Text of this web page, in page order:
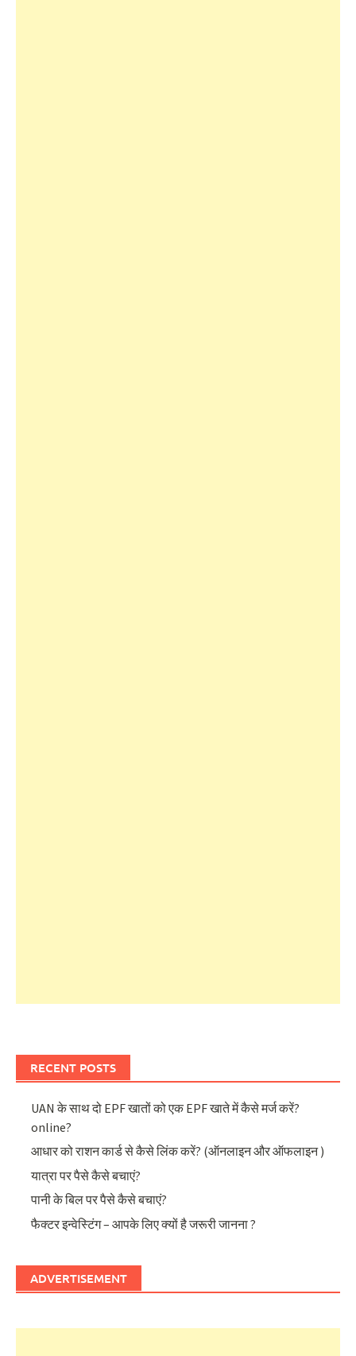
RECENT POSTS
UAN के साथ दो EPF खातों को एक EPF खाते में कैसे मर्ज करें?
online?
आधार को राशन कार्ड से कैसे लिंक करें? (ऑनलाइन और ऑफलाइन )
यात्रा पर पैसे कैसे बचाएं?
पानी के बिल पर पैसे कैसे बचाएं?
फैक्टर इन्वेस्टिंग – आपके लिए क्यों है जरूरी जानना ?
ADVERTISEMENT